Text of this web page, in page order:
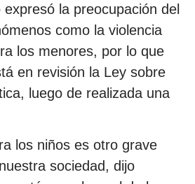
la preocupación del
como la violencia
los menores, por lo que
en revisión la Ley sobre
luego de realizada una
los niños es otro grave
sociedad, dijo